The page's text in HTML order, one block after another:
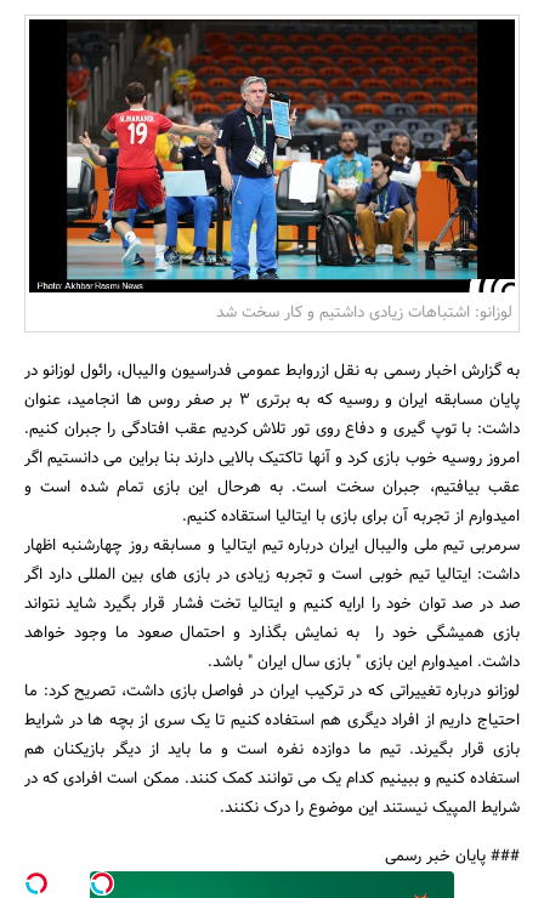
بانک، بیمه و سرمایه
مسکن و ساختمان
جستجو
لوزانو: اشتباهات زیادی داشتیم و کار سخت شد
به گزارش اخبار رسمی به نقل ازروابط عمومی فدراسیون والیبال، رائول لوزانو در
پایان مسابقه ایران و روسیه که به برتری 3 بر صفر روس ها انجامید، عنوان
داشت: با توپ گیری و دفاع روی تور تلاش کردیم عقب افتادگی را جبران کنیم.
امروز روسیه خوب بازی کرد و آنها تاکتیک بالایی دارند بنا براین می دانستیم اگر
عقب بیافتیم، جبران سخت است. به هرحال این بازی تمام شده است و
امیدوارم از تجربه آن برای بازی با ایتالیا استقاده کنیم.
سرمربی تیم ملی والیبال ایران درباره تیم ایتالیا و مسابقه روز چهارشنبه اظهار
داشت: ایتالیا تیم خوبی است و تجربه زیادی در بازی های بین المللی دارد اگر
صد در صد توان خود را ارایه کنیم و ایتالیا تخت فشار قرار بگیرد شاید نتواند
بازی همیشگی خود را به نمایش بگذارد و احتمال صعود ما وجود خواهد
داشت. امیدوارم این بازی " بازی سال ایران " باشد.
لوزانو درباره تغییراتی که در ترکیب ایران در فواصل بازی داشت، تصریح کرد: ما
احتیاج داریم از افراد دیگری هم استفاده کنیم تا یک سری از بچه ها در شرایط
بازی قرار بگیرند. تیم ما دوازده نفره است و ما باید از دیگر بازیکنان هم
استفاده کنیم و ببینیم کدام یک می توانند کمک کنند. ممکن است افرادی که در
شرایط المپیک نیستند این موضوع را درک نکنند.
### پایان خبر رسمی